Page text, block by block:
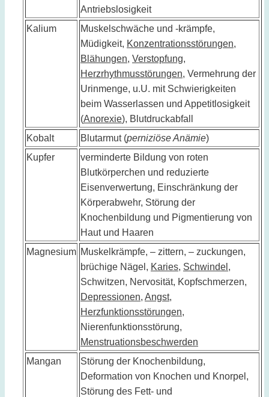
Antriebslosigkeit
Kalium
Muskelschwäche und -krämpfe,
Müdigkeit, Konzentrationsstörungen,
Blähungen, Verstopfung,
Herzrhythmusstörungen, Vermehrung der
Urinmenge, u.U. mit Schwierigkeiten
beim Wasserlassen und Appetitlosigkeit
(Anorexie), Blutdruckabfall
Kobalt
Blutarmut (perniziöse Anämie)
Kupfer
verminderte Bildung von roten
Blutkörperchen und reduzierte
Eisenverwertung, Einschränkung der
Körperabwehr, Störung der
Knochenbildung und Pigmentierung von
Haut und Haaren
Magnesium Muskelkrämpfe, – zittern, – zuckungen,
brüchige Nägel, Karies, Schwindel ,
Schwitzen, Nervosität, Kopfschmerzen,
Depressionen, Angst,
Herzfunktionsstörungen,
Nierenfunktionsstörung,
Menstruationsbeschwerden
Mangan
Störung der Knochenbildung,
Deformation von Knochen und Knorpel,
Störung des Fett- und